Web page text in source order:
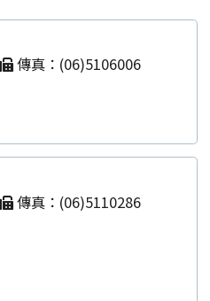
傳真：(06)5106006
傳真：(06)5110286